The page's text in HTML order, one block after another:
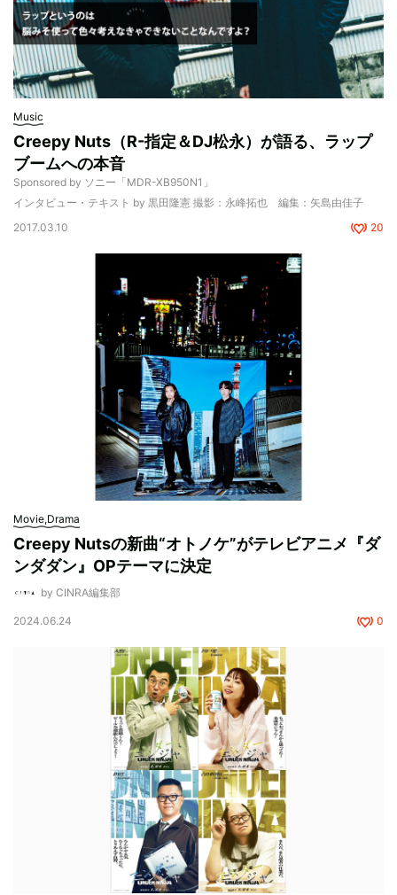
Music
Creepy Nuts（R-指定＆DJ松永）が語る、ラップ
ブームへの本音
Sponsored by ソニー「MDR-XB950N1」
インタビュー・テキスト by 黒田隆憲 撮影：永峰拓也 編集：矢島由佳子
2017.03.10
20
Movie,Drama
Creepy Nutsの新曲“オトノケ”がテレビアニメ『ダ
ンダダン』OPテーマに決定
by CINRA編集部
2024.06.24 0